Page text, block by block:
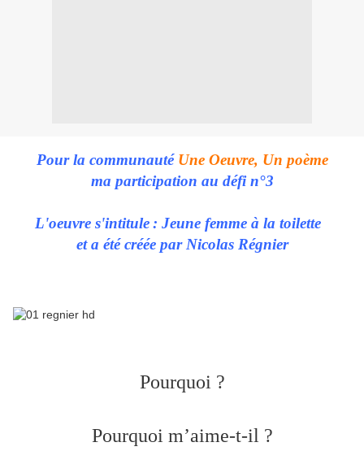
Pour la communauté Une Oeuvre, Un poème
ma participation au défi n°3
L'oeuvre s'intitule: Jeune femme à la toilette
et a été créée par Nicolas Régnier
Pourquoi ?
Pourquoi m’aime-t-il ?